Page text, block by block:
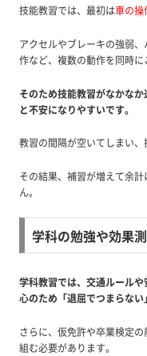
技能教習では、最初は車の操
アクセルやブレーキの強弱
作など、複数の動作を同時に
そのため技能教習がなかな
と不安になりやすいです。
教習の間隔が空いてしまい、
その結果、補習が増えて余
ん。
学科の勉強や効果
学科教習では、交通ルール
心のため「退屈でつまらない
さらに、仮免許や卒業検定
組む必要があります。